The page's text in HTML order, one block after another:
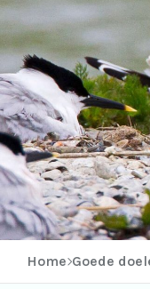
Home Goede